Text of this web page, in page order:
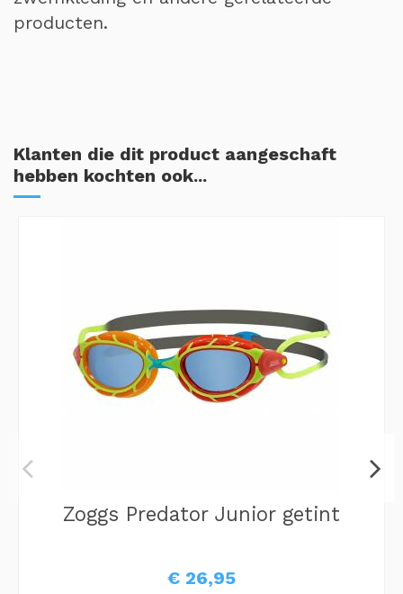
producten.
Klanten die dit product aangeschaft
hebben kochten ook...
Zoggs Predator Junior getint
€ 26,95